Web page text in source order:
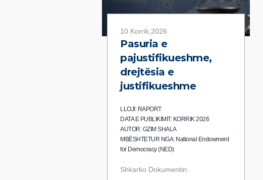
10 Korrik,2026
Pasuria e
pajustifikueshme,
drejtësia e
justifikueshme
LLOJI: RAPORT
DATA E PUBLIKIMIT: KORRIK 2026
AUTOR: GZIM SHALA
MBËSHTETUR NGA: National Endowment
for Democracy (NED)
Shkarko Dokumentin: